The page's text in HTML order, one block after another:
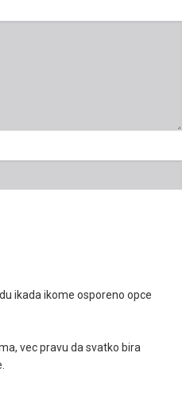
ikada ikome osporeno opce
vec pravu da svatko bira